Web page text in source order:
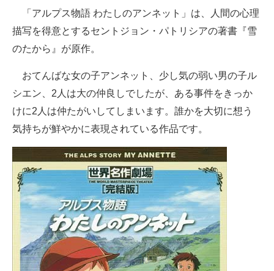
「アルプス物語 わたしのアンネット」は、人間の心理
描写を得意とするセントジョン・パトリシアの著書『雪
のたから』が原作。
おてんばな女の子アンネット、少し気の弱い男の子ル
シエン、2人は大の仲良しでしたが、ある事件をきっか
けに2人は仲たがいしてしまいます。誰かを大切に想う
気持ちが鮮やかに表現されている作品です。